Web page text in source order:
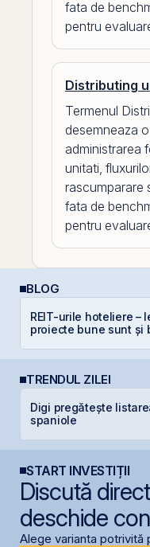
fata de
pentru
Distributing
Termenul
desemneaza
administrarea
unitati,
rascumparare
fata de
pentru
BLOG
REIT-urile hoteliere –
proiecte bune sunt și
TRENDUL ZILEI
Digi pregătește
spaniole
START INVESTIȚII
Discută
deschide
Alege varianta potrivită